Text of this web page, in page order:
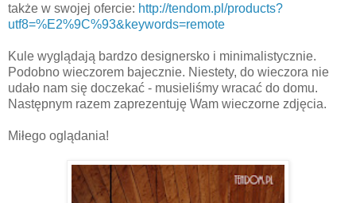
także w swojej ofercie: http://tendom.pl/products?
utf8=%E2%9C%93&keywords=remote
Kule wyglądają bardzo designersko i minimalistycznie.
Podobno wieczorem bajecznie. Niestety, do wieczora nie
udało nam się doczekać - musieliśmy wracać do domu.
Następnym razem zaprezentuję Wam wieczorne zdjęcia.
Miłego oglądania!